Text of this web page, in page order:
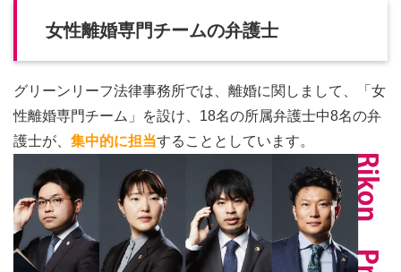
女性離婚専門チームの弁護士
グリーンリーフ法律事務所では、離婚に関しまして、「女
性離婚専門チーム」を設け、18名の所属弁護士中8名の弁
護士が、 集中的に担当することとしています。